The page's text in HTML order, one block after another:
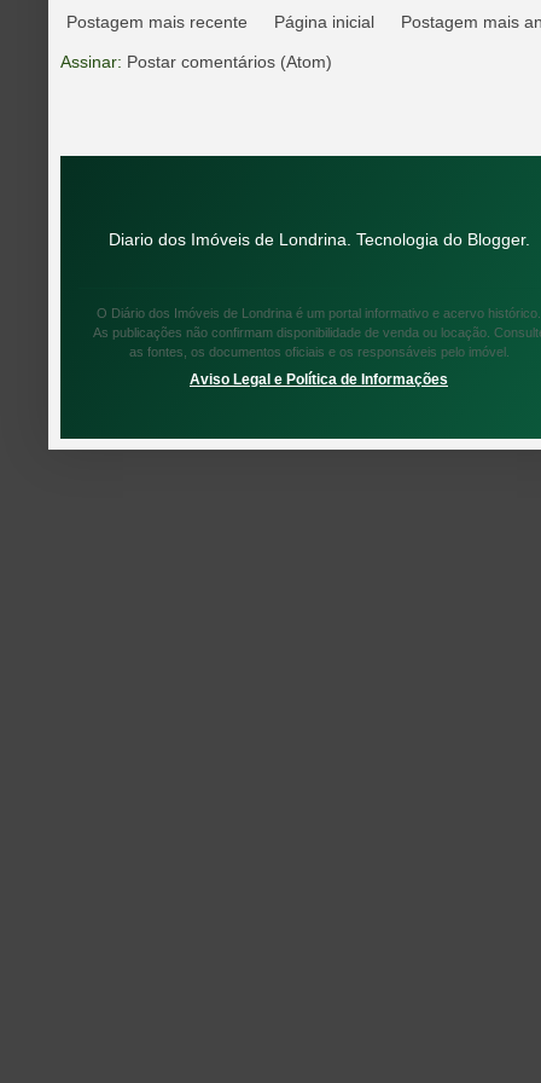
Postagem mais recente Postagem mais
Página inicial
Assinar: Postar comentários (Atom)
Diario dos Imóveis de Londrina. Tecnologia do Blogger.
O Diário dos Imóveis de Londrina é um portal informativo e acervo histórico.
As publicações não confirmam disponibilidade de venda ou locação.
as fontes, os documentos oficiais e os responsáveis pelo imóvel.
Aviso Legal e Política de Informações